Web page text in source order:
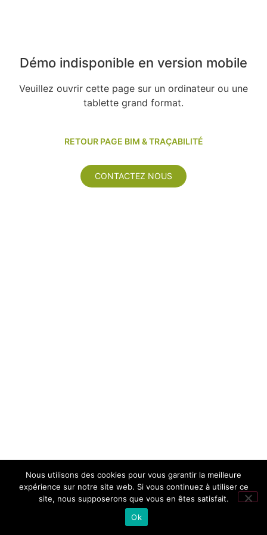
Démo indisponible en version mobile
Veuillez ouvrir cette page sur un ordinateur ou une
tablette grand format.
RETOUR PAGE BIM & TRAÇABILITÉ
CONTACTEZ NOUS
Nous utilisons des cookies pour vous garantir la meilleure
expérience sur notre site web. Si vous continuez à utiliser ce
site, nous supposerons que vous en êtes satisfait.
Ok